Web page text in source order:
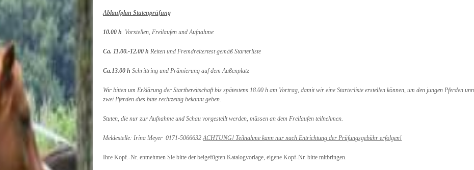
Ablaufplan Stutenprüfung
10.00 h Vorstellen, Freilaufen und Aufnahme
Ca. 11.00.-12.00 h Reiten und Fremdreitertest gemäß Starterliste
Ca.13.00 h Schrittring und Prämierung auf dem Außenplatz
Wir bitten um Erklärung der Startbereitschaft bis spätestens 18.00 h am Vortrag, damit wir eine Starterliste erstellen können, um den jungen Pferden
zwei Pferden dies bitte rechtzeitig bekannt geben.
Stuten, die nur zur Aufnahme und Schau vorgestellt werden, müssen an dem Freilaufen teilnehmen.
Meldestelle: Irina Meyer 0171-5066632 ACHTUNG! Teilnahme kann nur nach Entrichtung der Prüfungsgebühr erfolgen!
Ihre Kopf.-Nr. entnehmen Sie bitte der beigefügten Katalogvorlage, eigene Kopf-Nr. bitte mitbringen.